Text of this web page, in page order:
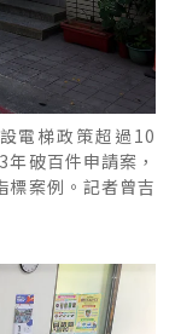
電梯政策超過10
破百件申請案，
標案例。記者曾吉